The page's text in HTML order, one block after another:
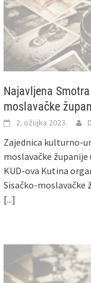
Najavljena
moslavačke
2. ožujka 2023.
Zajednica kulturno-
moslavačke županije
KUD-ova Kutina
Sisačko-moslavačke
[...]